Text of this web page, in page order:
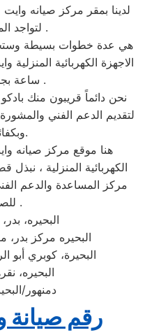
لدينا بمقر مركز صيانه
لتواجد المكونات الاصلية .
هي عدة خطوات بسيطة
الاجهزة الكهربائية
ساعة بجميع احياء ادكو .
نحن دائماً قريبون منك
لتقديم الدعم الفني
وبكفائتنا المهنية.
هنا موقع مركز صيانه
الكهربائية المنزلية ،
مركز المساعدة والدعم
للصيانة دوما .
البحيره،
البحيره مركز
البحيرة، كوبري أبو
البحيره،
دمنهور/
رقم صيانة